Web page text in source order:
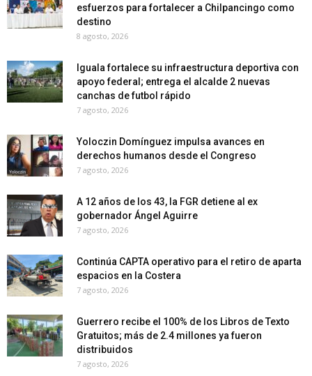
esfuerzos para fortalecer a Chilpancingo como
destino
8 agosto, 2026
Iguala fortalece su infraestructura deportiva con
apoyo federal; entrega el alcalde 2 nuevas
canchas de futbol rápido
7 agosto, 2026
Yoloczin Domínguez impulsa avances en
derechos humanos desde el Congreso
7 agosto, 2026
A 12 años de los 43, la FGR detiene al ex
gobernador Ángel Aguirre
7 agosto, 2026
Continúa CAPTA operativo para el retiro de aparta
espacios en la Costera
7 agosto, 2026
Guerrero recibe el 100% de los Libros de Texto
Gratuitos; más de 2.4 millones ya fueron
distribuidos
7 agosto, 2026